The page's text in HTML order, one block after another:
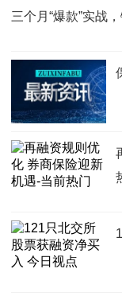
三个月“爆款”实战